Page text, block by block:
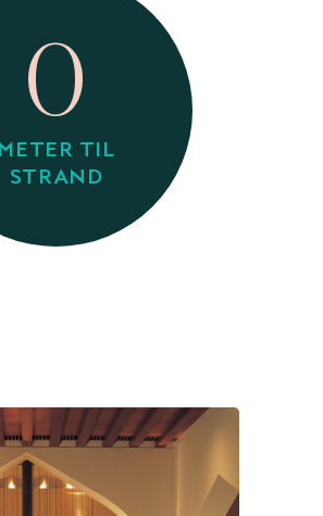
0
METER TIL
STRAND